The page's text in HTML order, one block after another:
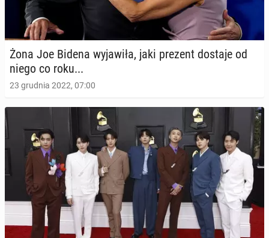
Żona Joe Bidena wy­ja­wi­ła, jaki prezent dostaje od
niego co roku...
23 grudnia 2022, 07:00